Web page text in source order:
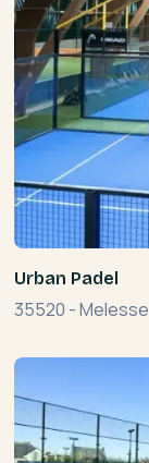
Urban Padel
35520 -Melesse